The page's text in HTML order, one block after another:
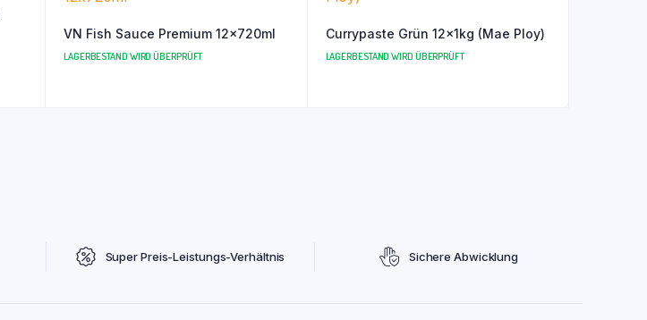
VN Fish Sauce Premium 12x720ml
LAGERBESTAND WIRD ÜBERPRÜFT
Currypaste Grün 12x1kg (Mae Ploy)
LAGERBESTAND WIRD ÜBERPRÜFT
Super Preis-Leistungs-Verhältnis Sichere Abwicklung